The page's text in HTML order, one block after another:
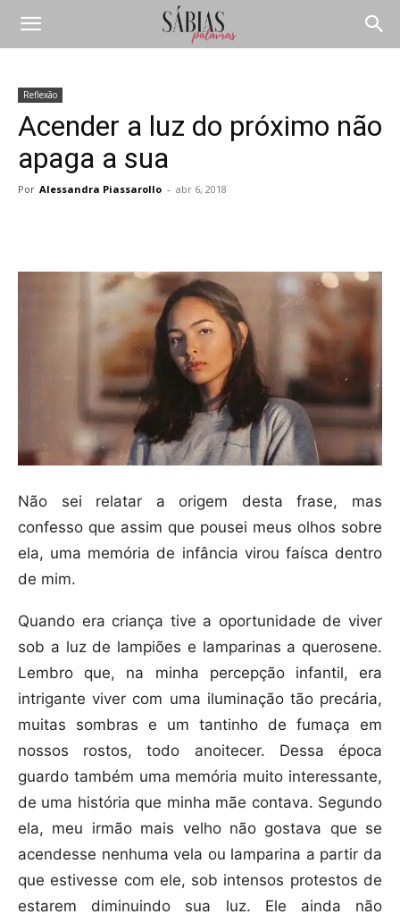
Reflexão
Acender a luz do próximo não
apaga a sua
Por Alessandra Piassarollo - abr 6, 2018
Não sei relatar a origem desta frase, mas
confesso que assim que pousei meus olhos sobre
ela, uma memória de infância virou faísca dentro
de mim.
Quando era criança tive a oportunidade de viver
sob a luz de lampiões e lamparinas a querosene.
Lembro que, na minha percepção infantil, era
intrigante viver com uma iluminação tão precária,
muitas sombras e um tantinho de fumaça em
nossos rostos, todo anoitecer. Dessa época
guardo também uma memória muito interessante,
de uma história que minha mãe contava. Segundo
ela, meu irmão mais velho não gostava que se
acendesse nenhuma vela ou lamparina a partir da
que estivesse com ele, sob intensos protestos de
estarem diminuindo sua luz. Ele ainda não